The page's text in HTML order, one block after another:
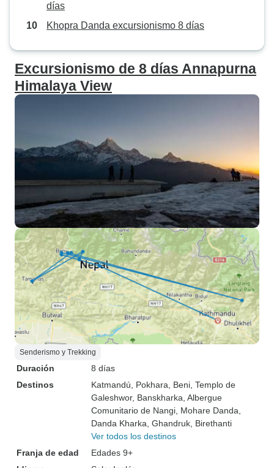
días
Khopra Danda excursionismo 8 días
Excursionismo de 8 días Annapurna
Himalaya View
Senderismo y Trekking
Duración
8 días
Destinos
Katmandú , Pokhara , Beni , Templo de
Galeshwor, Banskharka , Albergue
Comunitario de Nangi , Mohare Danda
Danda Kharka , Ghandruk , Birethanti
Ver todos los destinos
Franja de edad
Edades 9+